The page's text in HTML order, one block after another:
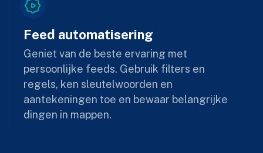
Feed automatisering
Geniet van de beste ervaring met
persoonlijke feeds. Gebruik filters en
regels, ken sleutelwoorden en
aantekeningen toe en bewaar belangrijke
dingen in mappen.